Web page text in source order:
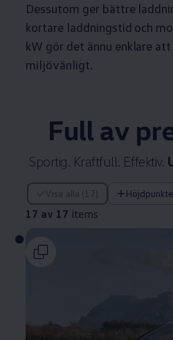
Dessutom ger bättre
kortare laddningstid och
kW gör det ännu enklare
miljövänligt.
Full av
Sportig. Kraftfull. Effektiv.
Visa alla (17)
17 av 17 items
17 av 17 items